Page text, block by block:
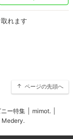
れます
ページの先頭へ
ー特集 mimot.
Medery.